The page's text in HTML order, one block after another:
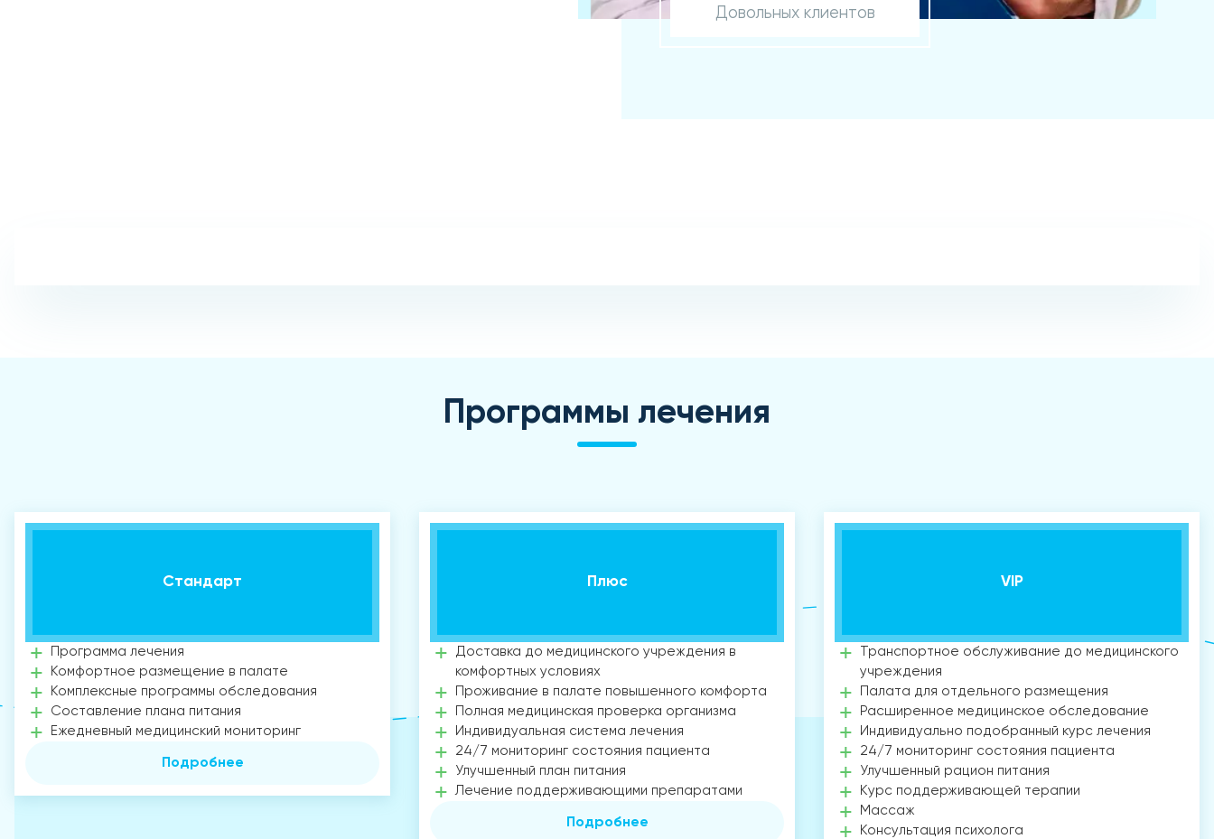
Довольных клиентов
Программы лечения
Стандарт
Программа лечения
Комфортное размещение в палате
Комплексные программы обследования
Составление плана питания
Ежедневный медицинский мониторинг
Подробнее
Плюс
Доставка до медицинского учреждения в
комфортных условиях
Проживание в палате повышенного комфорта
Полная медицинская проверка организма
Индивидуальная система лечения
24/7 мониторинг состояния пациента
Улучшенный план питания
Лечение поддерживающими препаратами
Подробнее
VIP
Транспортное обслуживание до медицинского
учреждения
Палата для отдельного размещения
Расширенное медицинское обследование
Индивидуально подобранный курс лечения
24/7 мониторинг состояния пациента
Улучшенный рацион питания
Курс поддерживающей терапии
Массаж
Консультация психолога